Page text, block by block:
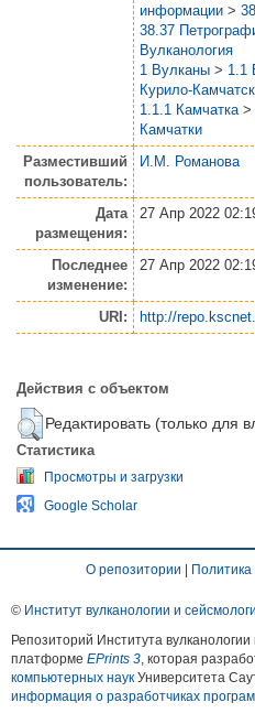
информации >
38.37
Вулканология
1 Вулканы > 1.1
Курило-
1.1.1 Камчатка >
Камчатки
Разместивший
пользователь:
И.М. Романова
Дата
размещения:
27 Апр 2022
Последнее
изменение:
27 Апр 2022
URI: http://
Действия с объектом
Редактировать (только для
Статистика
Просмотры и загрузки
Google Scholar
О репозитории | Политика
© Институт вулканологии и
Репозиторий Института
платформе EPrints 3 , которая
компьютерных наук Университета
информация о разработчиках